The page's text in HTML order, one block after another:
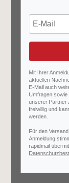
Mit Ihrer
aktuellen
E-Mail auch
Umfragen
unserer Partner
freiwillig und
werden.
Für den
Anmeldung
rapidmail